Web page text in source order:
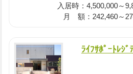
入居時：4,500,000～
月 額：242,460～
ﾗｲﾌｻﾎﾟｰﾄﾚｼ